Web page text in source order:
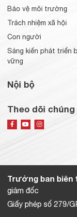
Bảo vệ môi trường
Trách nhiệm xã hội
Con người
Sáng kiến phát triển
vững
Nội bộ
Theo dõi
Trưởng ban biên
giám đốc
Giấy phép số 279/